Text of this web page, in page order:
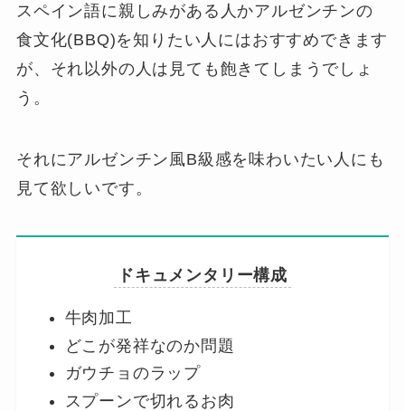
スペイン語に親しみがある人かアルゼンチンの
食文化(BBQ)を知りたい人にはおすすめできます
が、それ以外の人は見ても飽きてしまうでしょ
う。
それにアルゼンチン風B級感を味わいたい人にも
見て欲しいです。
ドキュメンタリー構成
牛肉加工
どこが発祥なのか問題
ガウチョのラップ
スプーンで切れるお肉